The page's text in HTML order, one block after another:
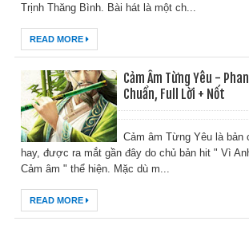
Trịnh Thăng Bình. Bài hát là một ch...
READ MORE
Cảm Âm Từng Yêu -
Chuẩn, Full Lời + Nốt
Cảm âm Từng Yêu là bản
hay, được ra mắt gần đây do chủ bản hit " Vì
Cảm âm " thể hiện. Mặc dù m...
READ MORE